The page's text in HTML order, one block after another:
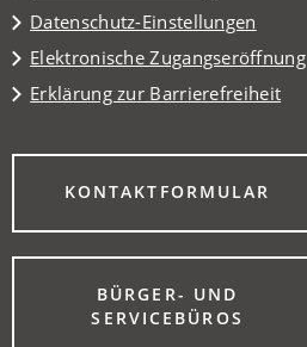
Datenschutz-Einstellungen
Elektronische Zugangseröffnung
Erklärung zur Barrierefreiheit
KONTAKTFORMULAR
(ÖFFNET
EINEM
NEUEN
BÜRGER- UND
SERVICEBÜROS
(ÖFFNET